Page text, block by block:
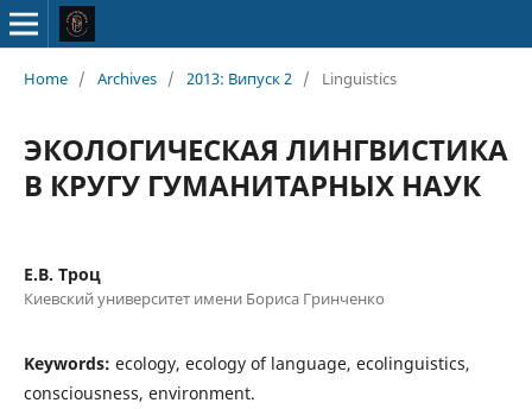
Home / Archives / 2013: Випуск 2 / Linguistics
ЭКОЛОГИЧЕСКАЯ ЛИНГВИСТИКА
В КРУГУ ГУМАНИТАРНЫХ НАУК
Е.В. Троц
Киевский университет имени Бориса Гринченко
Keywords: ecology, ecology of language, ecolinguistics,
consciousness, environment.